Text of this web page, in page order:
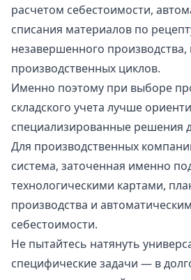
расчетом себестоимости,
списания материалов по
незавершенного
производственных циклов.
Именно поэтому при выборе
складского учета лучше
специализированные решения
Для производственных
система, заточенная именно
технологическими картами,
производства и
себестоимости.
Не пытайтесь натянуть
специфические задачи — в